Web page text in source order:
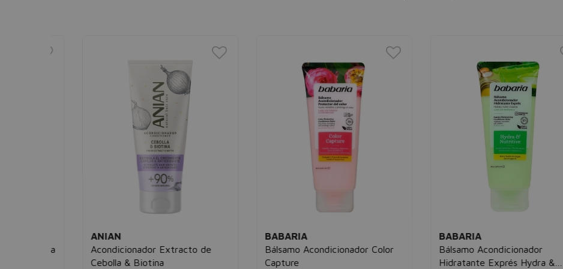
ANIAN
Acondicionador Extracto de
Cebolla & Biotina
BABARIA
Bálsamo Acondicionador Color
Capture
BABARIA
Bálsamo Acondicionador
Hidratante Exprés Hydra &